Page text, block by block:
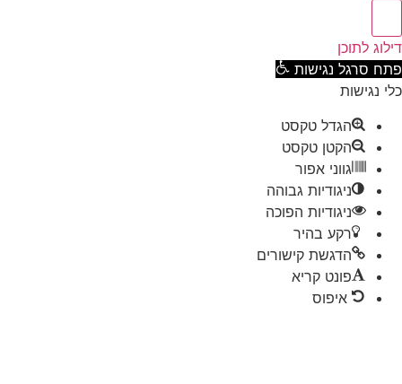
לתוכן
סרגל נגישות
נגישות
הגדל טקסט
הקטן טקסט
גווני אפור
ניגודיות גבוהה
ניגודיות הפוכה
רקע בהיר
הדגשת קישורים
פונט קריא
איפוס